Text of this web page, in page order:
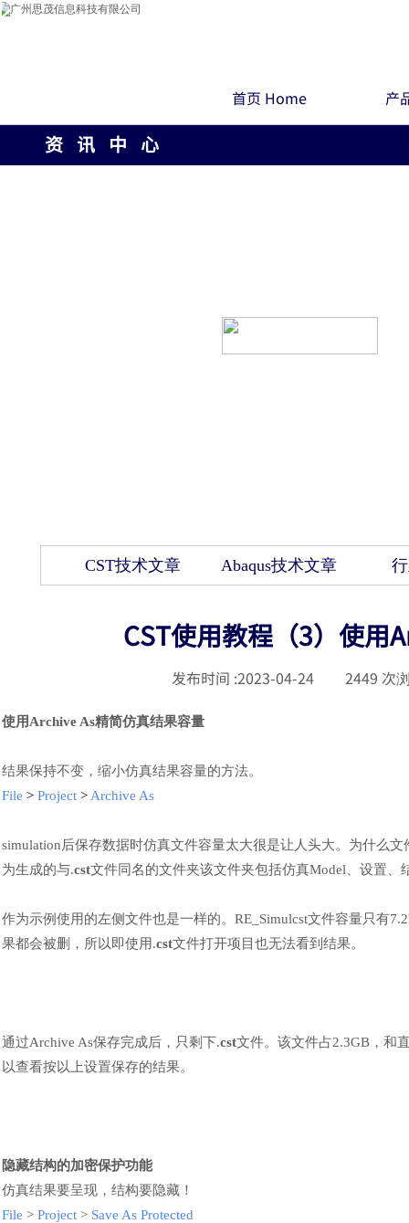
首页 Home 产
资 讯 中 心
CST技术文章 Abaqus技术文章
CST使用教程（3）使用
发布时间 :2023-04-24 2449 次
使用Archive As精简仿真结果容量
结果保持不变，缩小仿真结果容量的方法。
File > Project > Archive As
simulation后保存数据时仿真文件容量太大很是让人头大。为什么
为生成的与.cst文件同名的文件夹该文件夹包括仿真Model、设置、
作为示例使用的左侧文件也是一样的。 RE_Simulcst文件容量只有
果都会被删，所以即使用.cst文件打开项目也无法看到结果。
通过Archive As保存完成后，只剩下.cst文件。该文件占2.3GB，和
以查看按以上设置保存的结果。
隐藏结构的加密保护功能
仿真结果要呈现，结构要隐藏 ！
File > Project > Save As Protected